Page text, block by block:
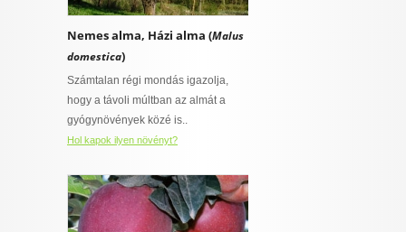
Nemes alma, Házi alma (Malus
domestica)
Számtalan régi mondás igazolja,
hogy a távoli múltban az almát a
gyógynövények közé is..
Hol kapok ilyen növényt?